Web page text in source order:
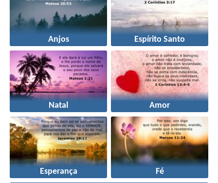
Anjos Espírito Santo
Natal Amor
Esperança Fé